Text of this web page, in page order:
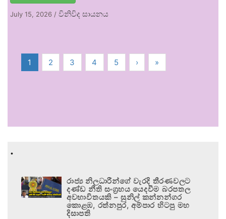
July 15, 2026 / විනිවිද සායනය
1 2 3 4 5 › »
.
රාජ්‍ය නිලධාරීන්ගේ වැරදි තීරණවලට
දණ්ඩ නීති සංග්‍රහය යෙදවීම බරපතල
අවභාවිතයකි – සුනිල් කන්නන්ගර
කොළඹ, රත්නපුර, අම්පාර හිටපු මහ
දිසාපති